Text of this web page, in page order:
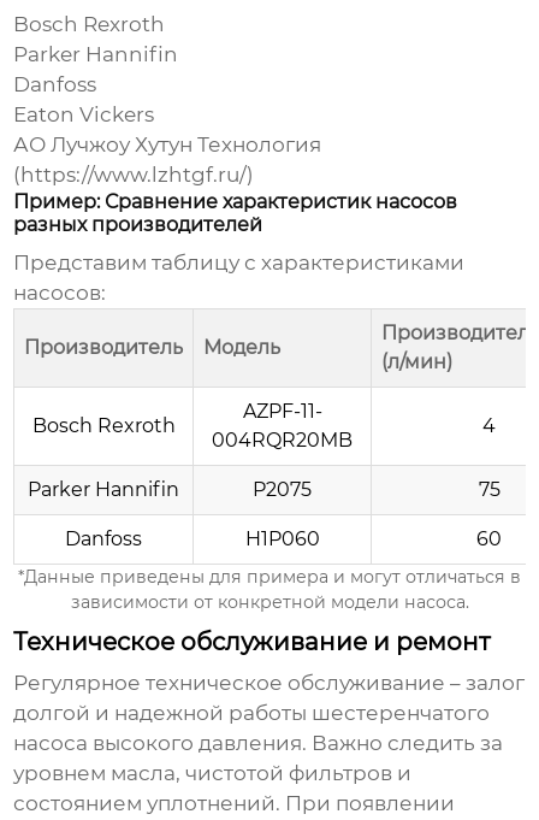
Bosch Rexroth
Parker Hannifin
Danfoss
Eaton Vickers
АО Лучжоу Хутун Технология
( https://www.lzhtgf.ru/)
Пример: Сравнение характеристик насосов
разных производителей
Представим таблицу с характеристиками
насосов:
Производитель Модель
(л/мин)
Bosch Rexroth
AZPF-11-
004RQR20MB
4
Parker Hannifin P2075 75
Danfoss H1P060 60
*Данные приведены для примера и могут отличаться в
зависимости от конкретной модели насоса.
Техническое обслуживание и ремонт
Регулярное техническое обслуживание – залог
долгой и надежной работы шестеренчатого
насоса высокого давления. Важно следить за
уровнем масла, чистотой фильтров и
состоянием уплотнений. При появлении